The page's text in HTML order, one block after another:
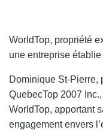
WorldTop, propriété
une entreprise
Dominique St-Pierre,
QuebecTop 2007
WorldTop, apportant
engagement envers